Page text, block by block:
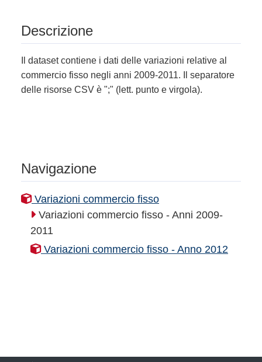
Descrizione
Il dataset contiene i dati delle variazioni relative al
commercio fisso negli anni 2009-2011. Il separatore
delle risorse CSV è ";" (lett. punto e virgola).
Navigazione
Variazioni commercio fisso
Variazioni commercio fisso - Anni 2009-
2011
Variazioni commercio fisso - Anno 2012